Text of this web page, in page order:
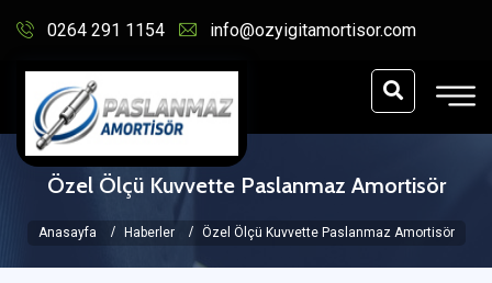
0264 291 1154 info@ozyigitamortisor.com
Özel Ölçü Kuvvette Paslanmaz Amortisör
Anasayfa Haberler Özel Ölçü Kuvvette Paslanmaz Amortisör